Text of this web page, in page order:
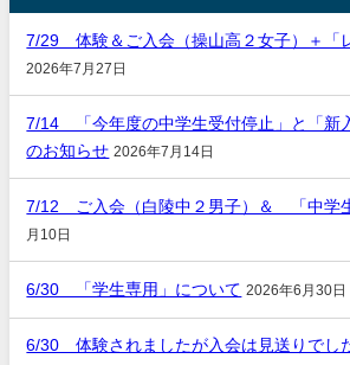
7/29 体験＆ご入会（操山高２女子）＋「
2026年7月27日
7/14 「今年度の中学生受付停止」と「新
のお知らせ 2026年7月14日
7/12 ご入会（白陵中２男子）＆ 「中学
月10日
6/30 「学生専用」について 2026年6月30日
6/30 体験されましたが入会は見送りでし